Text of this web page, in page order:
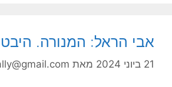
אבי הראל: המנורה.
21 ביוני 2024 מאת